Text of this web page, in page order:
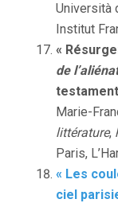
Università
Institut
«
de
Marie-
littérature,
Paris,
« Les
ciel